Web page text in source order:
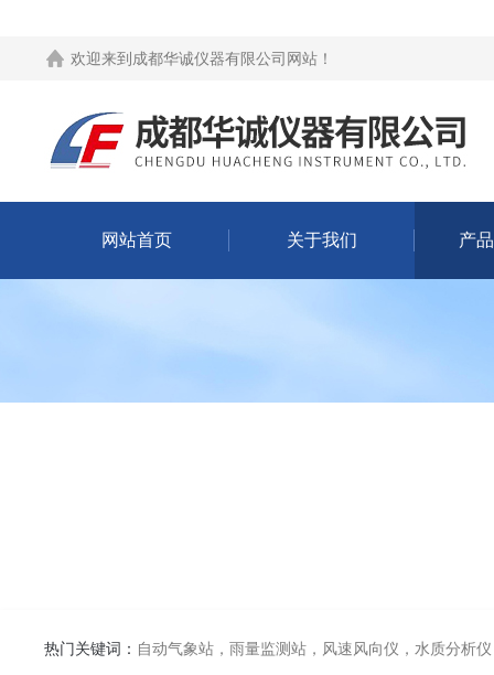
欢迎来到 成都华诚仪器有限公司网站 ！
网站首页 关于我们 产
热门关键词： 自动气象站，雨量监测站，风速风向仪，水质分析